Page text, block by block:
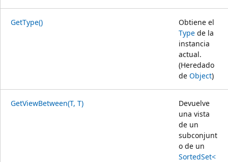
GetType()
Obtiene el
Type de la
instancia
actual.
(Heredado
de Object)
GetViewBetween(T, T)
Devuelve
una vista
de un
subconjunt
o de un
SortedSet<